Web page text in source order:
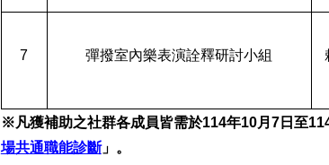
7 彈撥室內樂表演詮釋研討小組
※凡獲補助之社群各成員皆需於114年10月 7日至
場共通職能診斷」。